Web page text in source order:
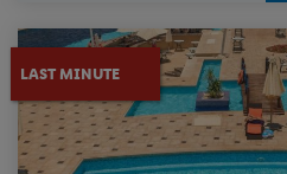
LAST MINUTE